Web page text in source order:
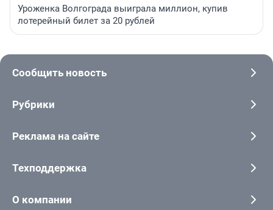
Уроженка Волгограда выиграла миллион, купив
лотерейный билет за 20 рублей
Сообщить новость
Рубрики
Реклама на сайте
Техподдержка
О компании